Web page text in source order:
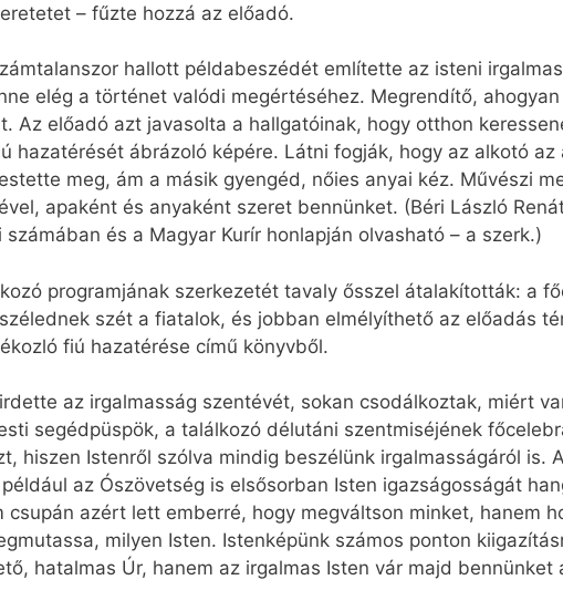
– fűzte hozzá az előadó.
hallott példabeszédét említette az isteni
elég a történet valódi megértéséhez. Megrendítő,
Az előadó azt javasolta a hallgatóinak, hogy otthon
hazatérését ábrázoló képére. Látni fogják, hogy az alkotó
meg, ám a másik gyengéd, nőies anyai kéz. Művészi
apaként és anyaként szeret bennünket. (Béri László
és a Magyar Kurír honlapján olvasható – a szerk.)
programjának szerkezetét tavaly ősszel átalakították: a
szét a fiatalok, és jobban elmélyíthető az előadás
fiú hazatérése című könyvből.
az irgalmasság szentévét, sokan csodálkoztak, miért
segédpüspök, a találkozó délutáni szentmiséjének
hiszen Istenről szólva mindig beszélünk irgalmasságáról is.
az Ószövetség is elsősorban Isten igazságosságát
csupán azért lett emberré, hogy megváltson minket, hanem
milyen Isten. Istenképünk számos ponton
hatalmas Úr, hanem az irgalmas Isten vár majd bennünket